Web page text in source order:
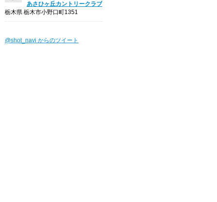
あさひヶ丘カントリークラブ
栃木県 栃木市小野口町1351
@shot_navi からのツイート